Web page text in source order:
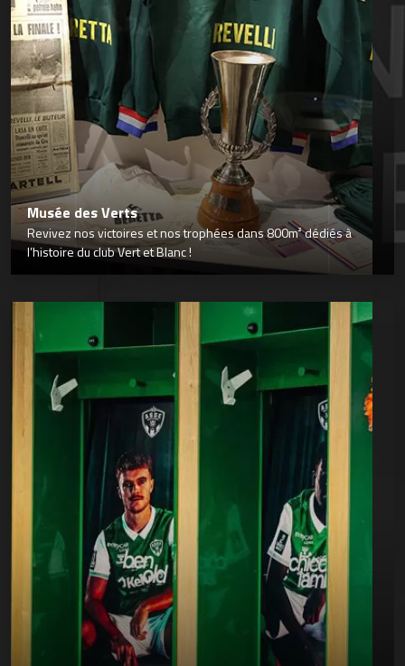
Musée des Verts
Revivez nos victoires et nos trophées dans 800m² dédiés à
l’histoire du club Vert et Blanc !